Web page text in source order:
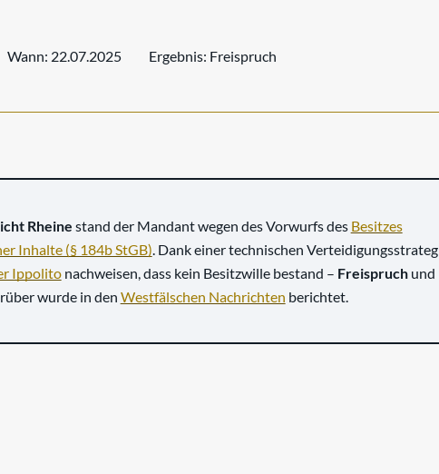
Wann: 22.07.2025 Ergebnis: Freispruch
Rheine stand der Mandant wegen des Vorwurfs des Besitzes
Inhalte (§ 184b StGB) . Dank einer technischen
Ippolitonachweisen, dass kein Besitzwille bestand – Freispruchund
wurde in den Westfälschen Nachrichten berichtet.